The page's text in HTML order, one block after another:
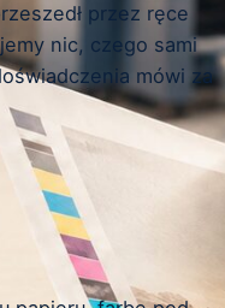
przez ręce
nic, czego sami
mówi za